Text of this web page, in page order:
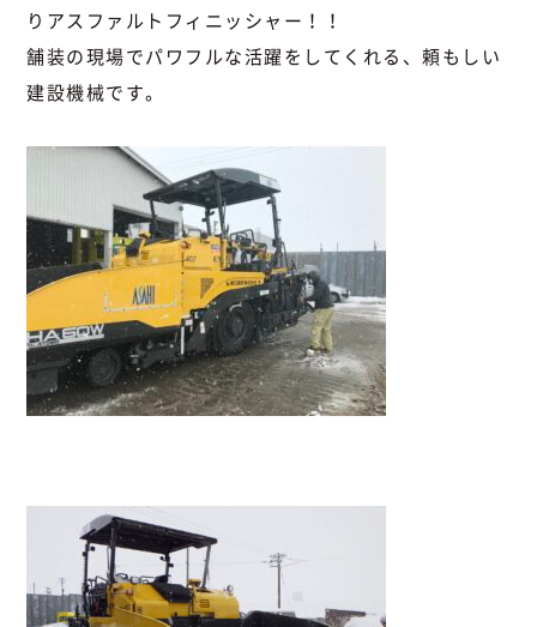
りアスファルトフィニッシャー！！
舗装の現場でパワフルな活躍をしてくれる、頼もしい
建設機械です。